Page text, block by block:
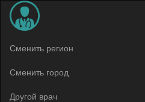
Сменить регион
Сменить город
Другой врач